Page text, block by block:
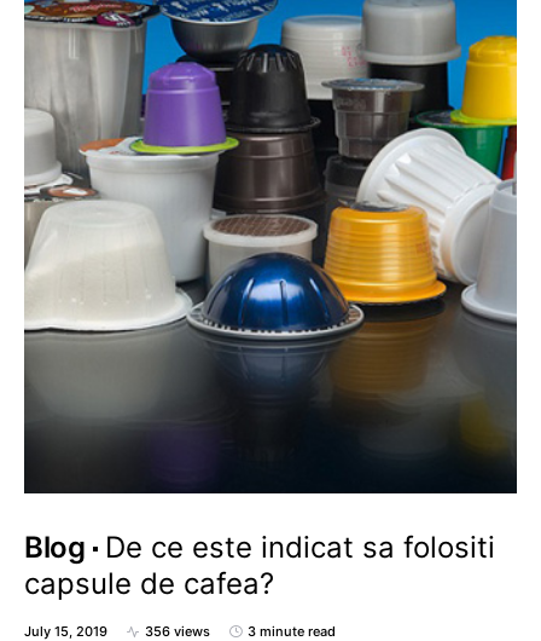
Blog
De ce este indicat sa folositi
capsule de cafea?
July 15, 2019 356 views 3 minute read